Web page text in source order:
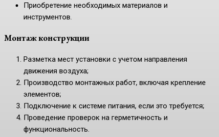
Приобретение необходимых материалов и
инструментов.
Монтаж конструкции
Разметка мест установки с учетом направления
движения воздуха;
Производство монтажных работ, включая крепление
элементов;
Подключение к системе питания, если это требуется;
Проведение проверок на герметичность и
функциональность.